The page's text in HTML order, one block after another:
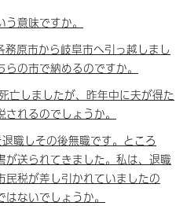
意味ですか。
原市から岐阜市へ引っ越しまし
の市で納めるのですか。
亡しましたが、昨年中に夫が得た
れるのでしょうか。
職しその後無職です。ところ
が送られてきました。私は、退職
民税が差し引かれていましたの
ないでしょうか。